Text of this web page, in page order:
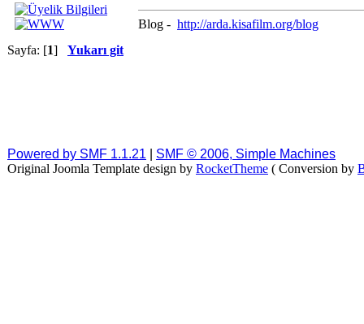
Blog - http://arda.kisafilm.org/blog
Sayfa: [1] Yukarı git
Powered by SMF 1.1.21
SMF © 2006, Simple Machines
Original Joomla Template design by RocketTheme ( Conversion by